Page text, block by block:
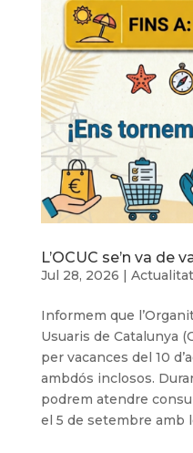
L’OCUC se’n va de
Jul 28, 2026 | Actualitat
Informem que
Usuaris de Catalunya
per vacances del 10
ambdós inclosos.
podrem atendre
el 5 de setembre amb